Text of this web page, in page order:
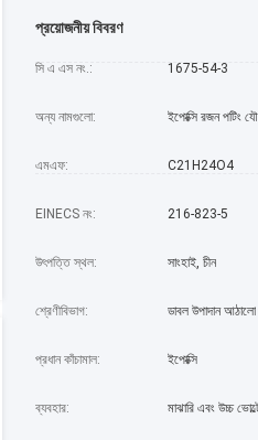
প্রয়োজনীয় বিবরণ
সি এ এস নং.: 1675-54-3
অন্য নামগুলো: ইপোক্সি রজন পটিং
এমএফ: C21H24O4
EINECS নং: 216-823-5
উৎপত্তি স্থল: সাংহাই, চীন
শ্রেণীবিভাগ: ডাবল উপাদান আঠালো
প্রধান কাঁচামাল: ইপোক্সি
ব্যবহার: মাঝারি এবং উচ্চ